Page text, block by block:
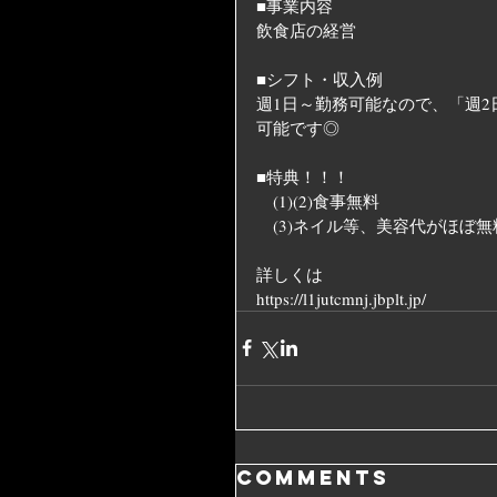
■事業内容
飲食店の経営
■シフト・収入例
週1日～勤務可能なので、「週
可能です◎
■特典！！！
(1)(2)食事無料
(3)ネイル等、美容代がほぼ無
詳しくは
https://l1jutcmnj.jbplt.jp/
Comments